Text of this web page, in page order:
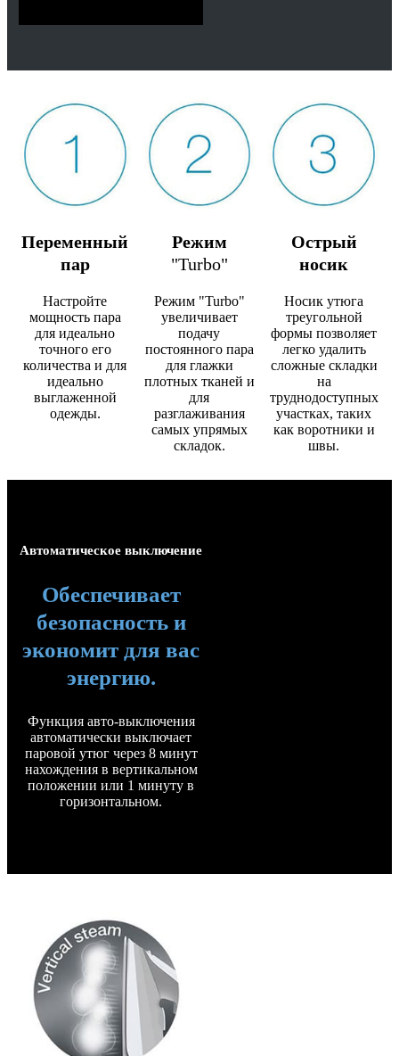
Переменный
пар
Настройте
мощность пара
для идеально
точного его
количества и для
идеально
выглаженной
одежды.
Режим
"Turbo"
Режим "Turbo"
увеличивает
подачу
постоянного пара
для глажки
плотных тканей и
для
разглаживания
самых упрямых
складок.
Острый
носик
Носик утюга
треугольной
формы позволяет
легко удалить
сложные складки
на
труднодоступных
участках, таких
как воротники и
швы.
Автоматическое выключение
Обеспечивает
безопасность и
экономит для вас
энергию.
Функция авто-выключения
автоматически выключает
паровой утюг через 8 минут
нахождения в вертикальном
положении или 1 минуту в
горизонтальном.